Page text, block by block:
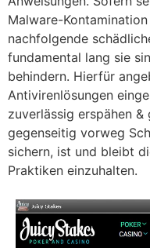
Malware-
nachfolgende
fundamental lang sie
behindern. Hierfür
Antivirenlösungen
zuverlässig erspähen &
gegenseitig vorweg
sichern, ist und bleibt
Praktiken einzuhalten.